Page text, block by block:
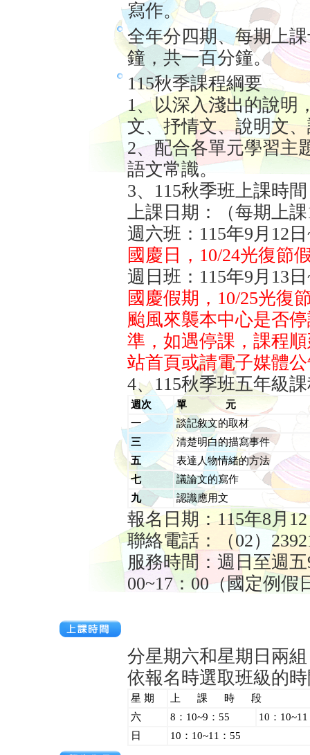
寫作。
全年分四期、每期上
鐘，共一百分鐘。
115秋季課程綱要
1、以深入淺出的說明
文、抒情文、說明文
2、配合各單元學習主
語文常識。
3、115秋季班上課時
上課日期：（每期上
週六班：115年9月12
國慶日，10/24光復節
週日班：115年9月13
國慶假期，10/25光復
颱風來襲本中心是否
準，如遇停課，課程
站首頁或請電子媒體
4、115秋季班五年級
週次 單
元
一
談記敘文的取材
三
清楚明白的描寫事件
五
表達人物情緒的方法
七
議論文的寫作
九
認識應用文
報名日期：115年8月
聯絡電話：（02）
服務時間：週日至週
00~17：00（國定例假
分星期六和星期日兩
依報名時選取班級的
星 期
上 課 時 段
六
8：10~9：55
10：
日
10：10~11：55